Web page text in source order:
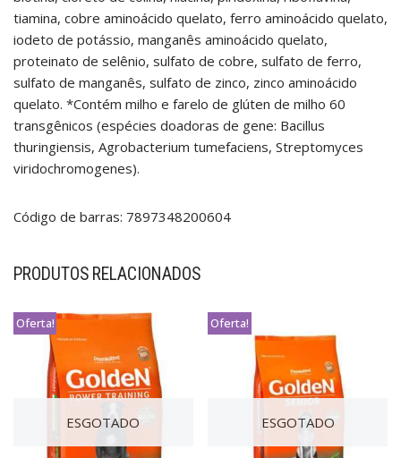
tiamina, cobre aminoácido quelato, ferro aminoácido quelato,
iodeto de potássio, manganês aminoácido quelato,
proteinato de selênio, sulfato de cobre, sulfato de ferro,
sulfato de manganês, sulfato de zinco, zinco aminoácido
quelato. *Contém milho e farelo de glúten de milho 60
transgênicos (espécies doadoras de gene: Bacillus
thuringiensis, Agrobacterium tumefaciens, Streptomyces
viridochromogenes).
Código de barras: 7897348200604
PRODUTOS RELACIONADOS
ESGOTADO
Oferta!
ESGOTADO
Oferta!